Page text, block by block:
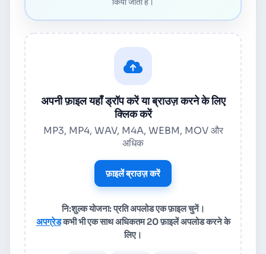
अपनी फ़ाइल यहाँ ड्रॉप करें या ब्राउज़ करने के लिए
क्लिक करें
MP3, MP4, WAV, M4A, WEBM, MOV और
अधिक
फ़ाइलें ब्राउज़ करें
नि:शुल्क योजना: प्रति अपलोड एक फ़ाइल चुनें।
अपग्रेडकभी भी एक साथ अधिकतम 20 फ़ाइलें अपलोड करने के
लिए।
ऑडियो या वीडियो फ़ाइल अपलोड करें